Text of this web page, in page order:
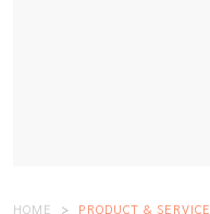
HOME PRODUCT & SERVICE